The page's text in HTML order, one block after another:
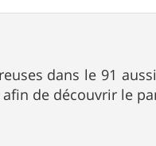
dans le 91
de découvrir le